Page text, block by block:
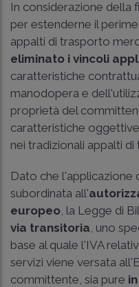
In considerazione della
per estenderne il
appalti di trasporto
eliminato i vincoli
caratteristiche
manodopera e
proprietà del
caratteristiche
nei tradizionali appalti
Dato che l'applicazione
subordinata all'
europeo , la Legge di
via transitoria , uno
base al quale l'IVA
servizi viene versata
committente, sia pure